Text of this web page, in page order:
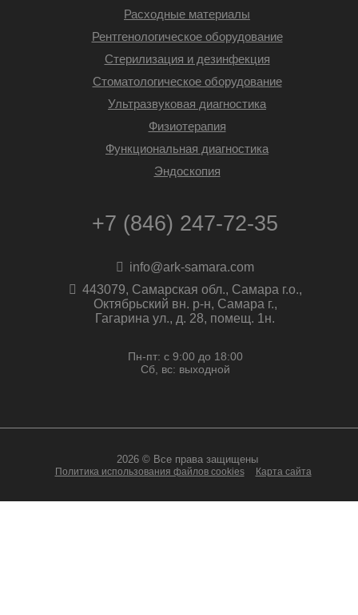
Расходные материалы
Рентгенологическое оборудование
Стерилизация и дезинфекция
Стоматологическое оборудование
Ультразвуковая диагностика
Физиотерапия
Функциональная диагностика
Эндоскопия
+7 (846) 247-72-35
info@ark-samara.com
443079, Самарская обл., Самара г.о.,
Октябрьский вн. р-н, Самара г.,
Гагарина ул., д. 28, помещ. 1н.
Пн-пт: с 9:00 до 18:00
Сб, вс: выходной
2026 © Все права защищены
Политика использования файлов cookies Карта сайта